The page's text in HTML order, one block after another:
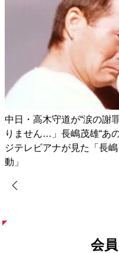
中日・高木守道が“涙の謝
りません…」長嶋茂雄“あ
ジテレビアナが見た「長
動」
会